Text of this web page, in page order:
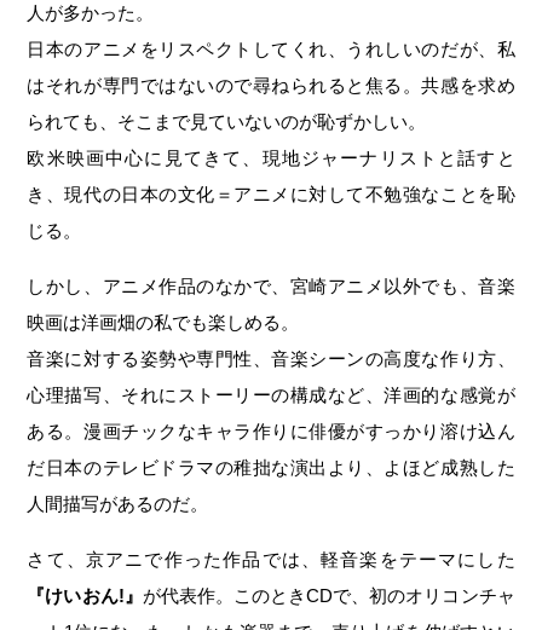
人が多かった。
日本のアニメをリスペクトしてくれ、うれしいのだが、私
はそれが専門ではないので尋ねられると焦る。共感を求め
られても、そこまで見ていないのが恥ずかしい。
欧米映画中心に見てきて、現地ジャーナリストと話すと
き、現代の日本の文化＝アニメに対して不勉強なことを恥
じる。
しかし、アニメ作品のなかで、宮崎アニメ以外でも、音楽
映画は洋画畑の私でも楽しめる。
音楽に対する姿勢や専門性、音楽シーンの高度な作り方、
心理描写、それにストーリーの構成など、洋画的な感覚が
ある。漫画チックなキャラ作りに俳優がすっかり溶け込ん
だ日本のテレビドラマの稚拙な演出より、よほど成熟した
人間描写があるのだ。
さて、京アニで作った作品では、軽音楽をテーマにした
『けいおん!』 が代表作。このときCDで、初のオリコンチャ